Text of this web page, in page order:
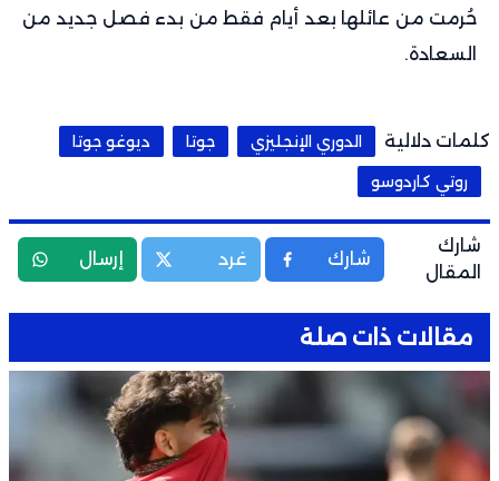
حُرمت من عائلها بعد أيام فقط من بدء فصل جديد من
السعادة.
كلمات دلالية الدوري الإنجليزي جوتا
ديوغو جوتا
روتي كاردوسو
شارك
المقال
شارك غرد إرسال
مقالات ذات صلة